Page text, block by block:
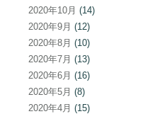
2020年10月 (14)
2020年9月 (12)
2020年8月 (10)
2020年7月 (13)
2020年6月 (16)
2020年5月 (8)
2020年4月 (15)